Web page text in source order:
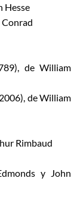
Hesse
Conrad
de William
de William
Rimbaud
y John